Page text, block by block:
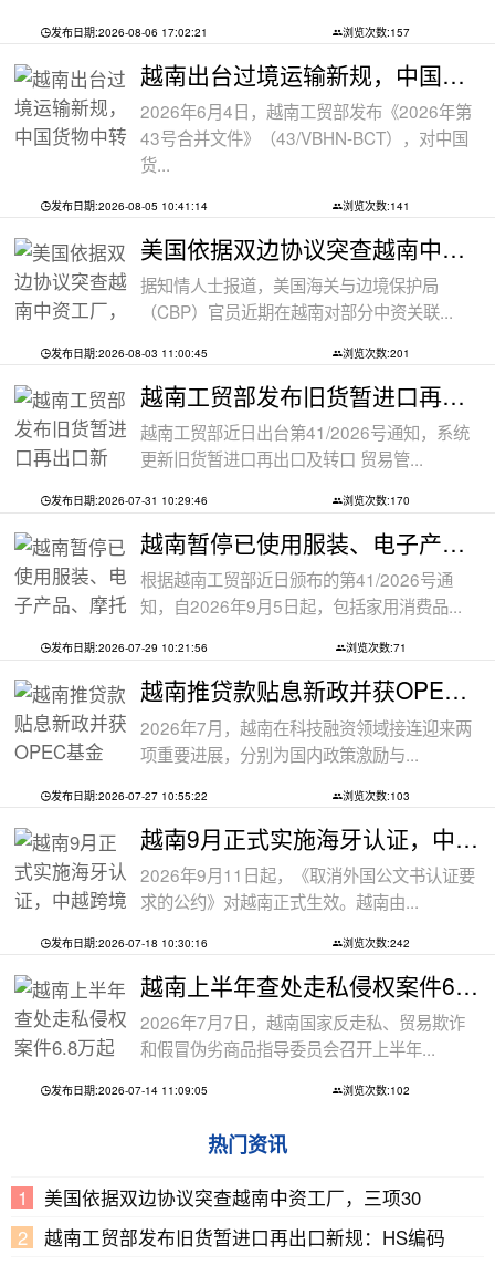
发布日期:2026-08-06 17:02:21 浏览次数:157
越南出台过境运输新规，中国货物中转通
2026年6月4日，越南工贸部发布《2026年第
43号合并文件》（43/VBHN-BCT），对中国
货...
发布日期:2026-08-05 10:41:14 浏览次数:141
美国依据双边协议突查越南中资工厂，三
据知情人士报道，美国海关与边境保护局
（CBP）官员近期在越南对部分中资关联...
发布日期:2026-08-03 11:00:45 浏览次数:201
越南工贸部发布旧货暂进口再出口新规：
越南工贸部近日出台第41/2026号通知，系统
更新旧货暂进口再出口及转口 贸易管...
发布日期:2026-07-31 10:29:46 浏览次数:170
越南暂停已使用服装、电子产品、摩托车
根据越南工贸部近日颁布的第41/2026号通
知，自2026年9月5日起，包括家用消费品...
发布日期:2026-07-29 10:21:56 浏览次数:71
越南推贷款贴息新政并获OPEC基金5000万美
2026年7月，越南在科技融资领域接连迎来两
项重要进展，分别为国内政策激励与...
发布日期:2026-07-27 10:55:22 浏览次数:103
越南9月正式实施海牙认证，中越跨境文件
2026年9月11日起，《取消外国公文书认证要
求的公约》对越南正式生效。越南由...
发布日期:2026-07-18 10:30:16 浏览次数:242
越南上半年查处走私侵权案件6.8万起
2026年7月7日，越南国家反走私、贸易欺诈
和假冒伪劣商品指导委员会召开上半年...
发布日期:2026-07-14 11:09:05 浏览次数:102
热门资讯
美国依据双边协议突查越南中资工厂，三项30
越南工贸部发布旧货暂进口再出口新规：HS编码